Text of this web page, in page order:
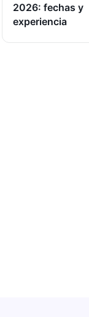
2026: fechas y
experiencia